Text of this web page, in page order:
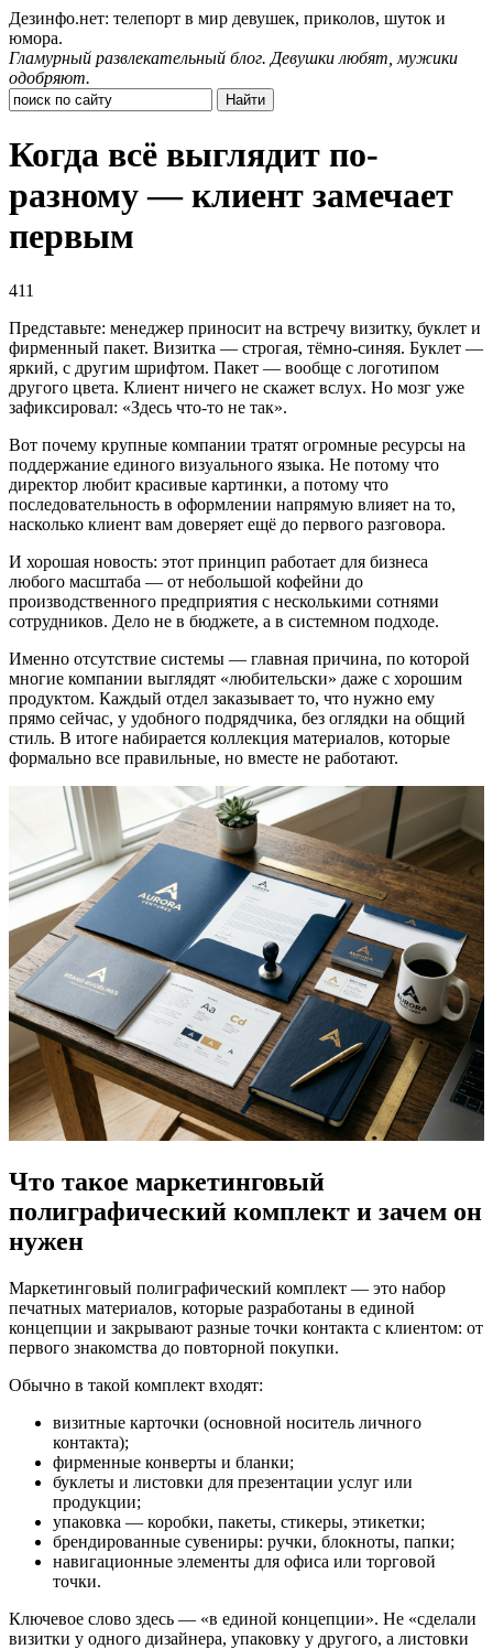
Дезинфо.нет: телепорт в мир девушек, приколов, шуток и
юмора.
Гламурный развлекательный блог. Девушки любят, мужики
одобряют.
Когда всё выглядит по-
разному — клиент замечает
первым
411
Представьте: менеджер приносит на встречу визитку, буклет и
фирменный пакет. Визитка — строгая, тёмно-синяя. Буклет —
яркий, с другим шрифтом. Пакет — вообще с логотипом
другого цвета. Клиент ничего не скажет вслух. Но мозг уже
зафиксировал: «Здесь что-то не так».
Вот почему крупные компании тратят огромные ресурсы на
поддержание единого визуального языка. Не потому что
директор любит красивые картинки, а потому что
последовательность в оформлении напрямую влияет на то,
насколько клиент вам доверяет ещё до первого разговора.
И хорошая новость: этот принцип работает для бизнеса
любого масштаба — от небольшой кофейни до
производственного предприятия с несколькими сотнями
сотрудников. Дело не в бюджете, а в системном подходе.
Именно отсутствие системы — главная причина, по которой
многие компании выглядят «любительски» даже с хорошим
продуктом. Каждый отдел заказывает то, что нужно ему
прямо сейчас, у удобного подрядчика, без оглядки на общий
стиль. В итоге набирается коллекция материалов, которые
формально все правильные, но вместе не работают.
Что такое маркетинговый
полиграфический комплект и зачем он
нужен
Маркетинговый полиграфический комплект — это набор
печатных материалов, которые разработаны в единой
концепции и закрывают разные точки контакта с клиентом: от
первого знакомства до повторной покупки.
Обычно в такой комплект входят:
визитные карточки (основной носитель личного
контакта);
фирменные конверты и бланки;
буклеты и листовки для презентации услуг или
продукции;
упаковка — коробки, пакеты, стикеры, этикетки;
брендированные сувениры: ручки, блокноты, папки;
навигационные элементы для офиса или торговой
точки.
Ключевое слово здесь — «в единой концепции». Не «сделали
визитки у одного дизайнера, упаковку у другого, а листовки